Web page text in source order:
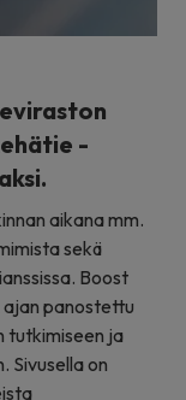
-
aikana mm.
sekä
Boost
ajan panostettu
tutkimiseen ja
Sivusella on